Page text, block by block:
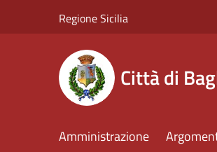
Regione Sicilia
Città di
Amministrazione